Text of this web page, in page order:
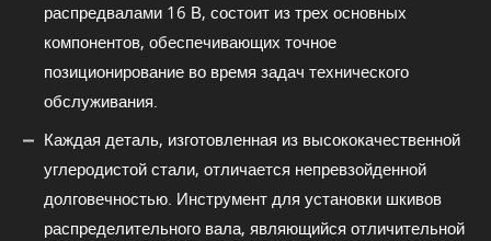
распредвалами 16 В, состоит из трех основных
компонентов, обеспечивающих точное
позиционирование во время задач технического
обслуживания.
Каждая деталь, изготовленная из высококачественной
углеродистой стали, отличается непревзойденной
долговечностью. Инструмент для установки шкивов
распределительного вала, являющийся отличительной